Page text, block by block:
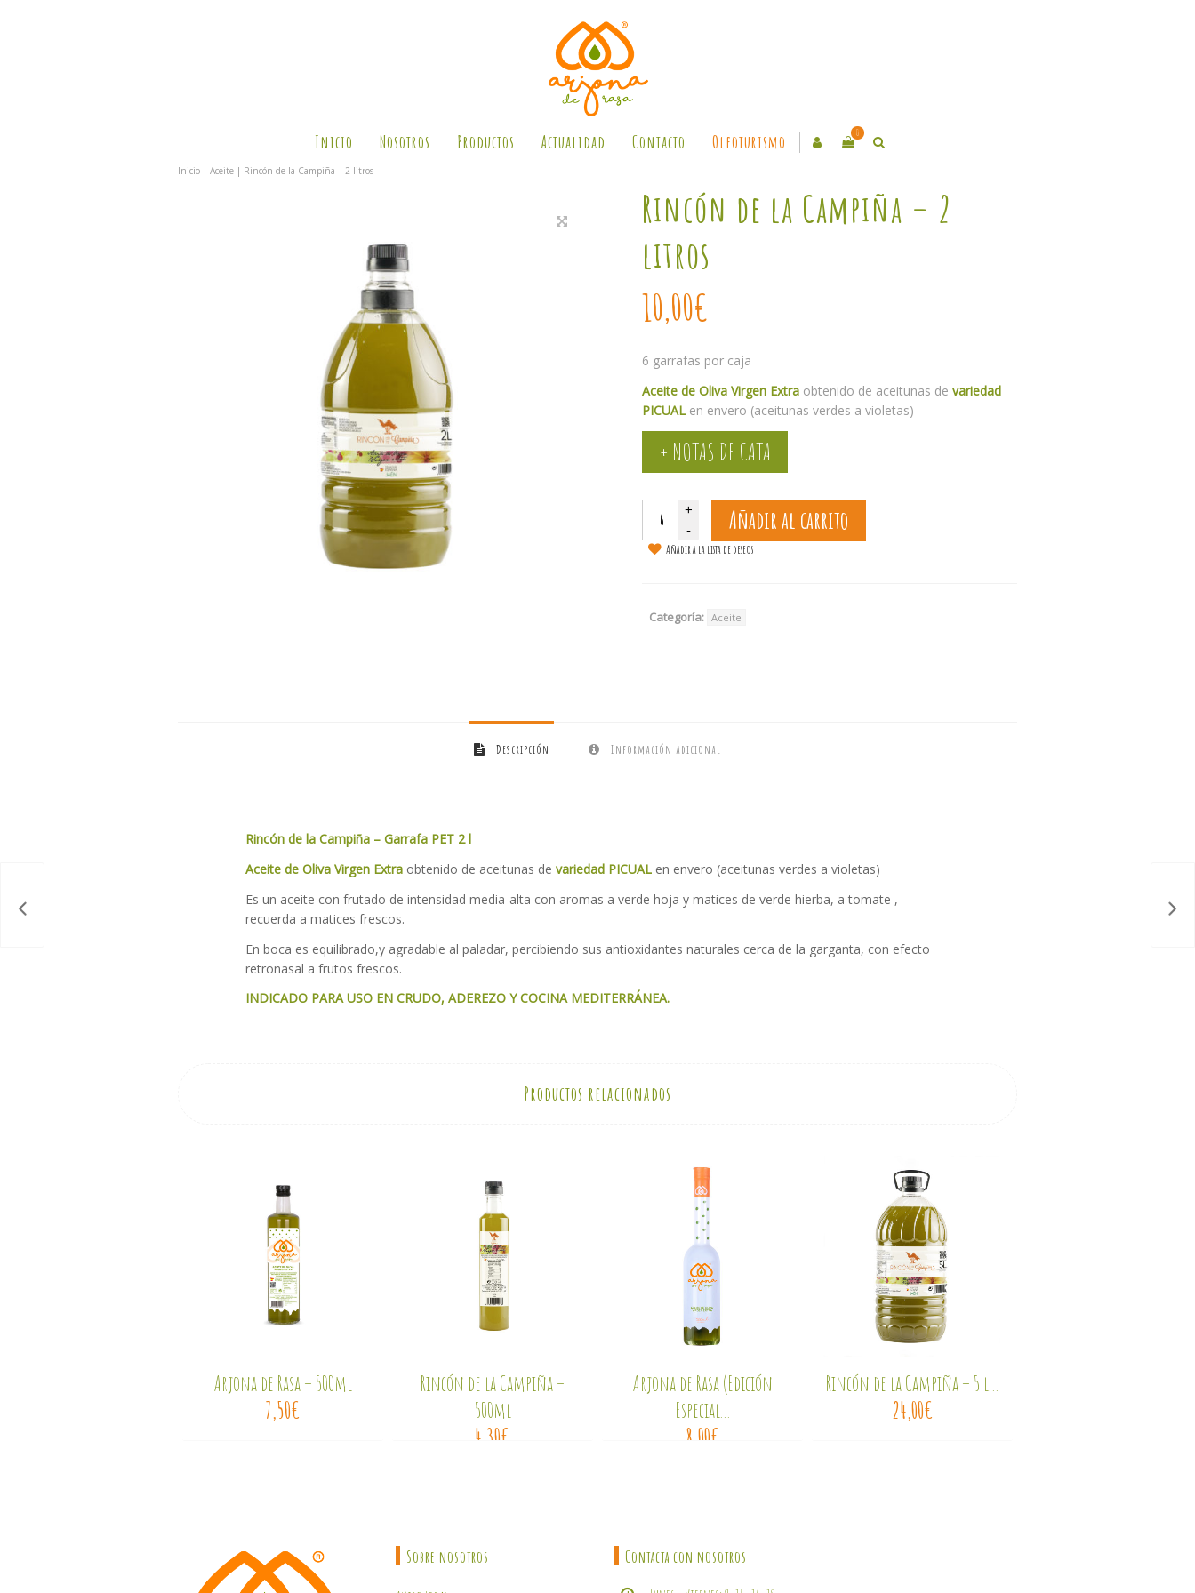
0
Inicio Nosotros Productos Actualidad Contacto Oleoturismo
Inicio | Aceite | Rincón de la Campiña – 2 litros
Rincón de la Campiña – 2
litros
10,00€
6 garrafas por caja
Aceite de Oliva Virgen Extra obtenido de aceitunas de variedad
PICUAL en envero (aceitunas verdes a violetas)
+ NOTAS DE CATA
Añadir al carrito
Añadir a la lista de deseos
Categoría: Aceite
Descripción Información adicional
Rincón de la Campiña – Garrafa PET 2 l
Aceite de Oliva Virgen Extraobtenido de aceitunas de variedad PICUALen envero (aceitunas verdes a violetas)
Es un aceite con frutado de intensidad media-alta con aromas a verde hoja y matices de verde hierba, a tomate ,
recuerda a matices frescos.
En boca es equilibrado,y agradable al paladar, percibiendo sus antioxidantes naturales cerca de la garganta, con efecto
retronasal a frutos frescos.
INDICADO PARA USO EN CRUDO, ADEREZO Y COCINA MEDITERRÁNEA.
Productos relacionados
Arjona de Rasa – 500ml
7,50€
Rincón de la Campiña –
500ml
4,30€
Arjona de Rasa (Edición
Especial...
8,00€
Rincón de la Campiña – 5 l...
24,00€
Sobre nosotros
Contacta con nosotros